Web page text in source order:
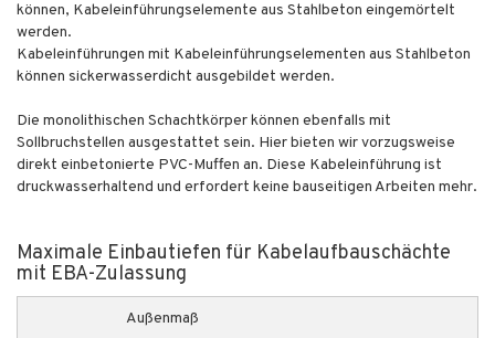
können, Kabeleinführungselemente aus Stahlbeton eingemörtelt
werden.
Kabeleinführungen mit Kabeleinführungselementen aus Stahlbeton
können sickerwasserdicht ausgebildet werden.
Die monolithischen Schachtkörper können ebenfalls mit
Sollbruchstellen ausgestattet sein. Hier bieten wir vorzugsweise
direkt einbetonierte PVC-Muffen an. Diese Kabeleinführung ist
druckwasserhaltend und erfordert keine bauseitigen Arbeiten mehr.
Maximale Einbautiefen für Kabelaufbauschächte
mit EBA-Zulassung
Außenmaß